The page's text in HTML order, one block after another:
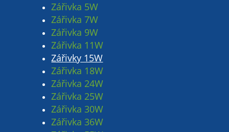
Zářivka 5W
Zářivka 7W
Zářivka 9W
Zářivka 11W
Zářivky 15W
Zářivka 18W
Zářivka 24W
Zářivka 25W
Zářivka 30W
Zářivka 36W